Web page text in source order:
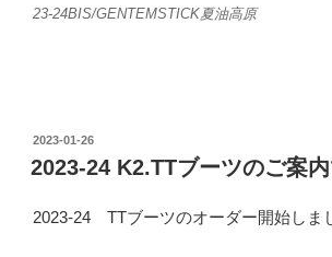
23-24BIS/GENTEMSTICK夏油高原
投
稿
日:
2023-01-26
2023-24 K2.TTブーツのご案
2023-24 TTブーツのオーダー開始しま